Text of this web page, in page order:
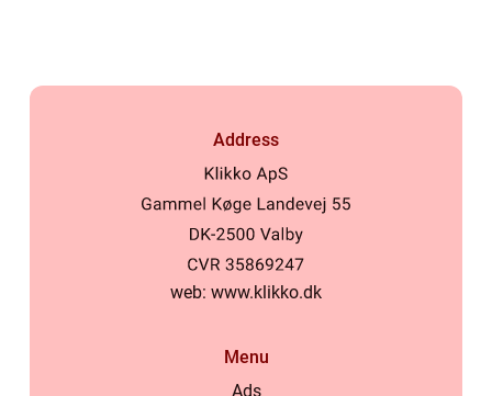
Address
web: www.klikko.dk
Menu
Ads